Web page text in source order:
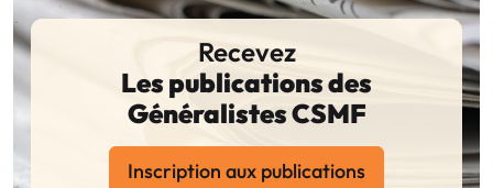
Recevez
Les publications des
Généralistes CSMF
Inscription aux publications